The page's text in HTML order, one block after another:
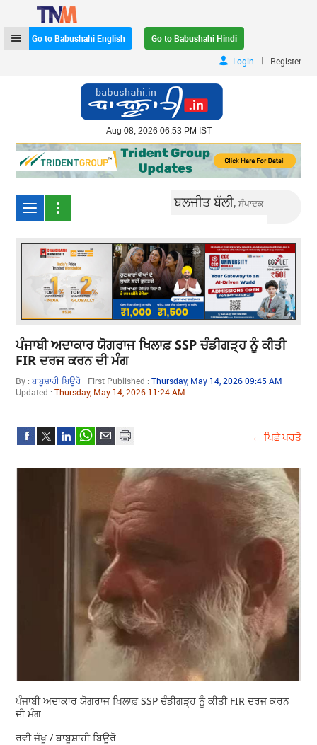
Go to Babushahi English
Go to Babushahi Hindi
Login
| Register
Aug 08, 2026 06:53 PM IST
ਬਲਜੀਤ ਬੱਲੀ,ਸੰਪਾਦਕ
ਪੰਜਾਬੀ ਅਦਾਕਾਰ ਯੋਗਰਾਜ ਖਿਲਾਫ਼ SSP ਚੰਡੀਗੜ੍ਹ ਨੂੰ ਕੀਤੀ
FIR ਦਰਜ ਕਰਨ ਦੀ ਮੰਗ
By :ਬਾਬੂਸ਼ਾਹੀ ਬਿਊਰੋ First Published :Thursday, May 14, 2026 09:45 AM
Updated :Thursday, May 14, 2026 11:24 AM
← ਪਿਛੇ ਪਰਤੋ
ਪੰਜਾਬੀ ਅਦਾਕਾਰ ਯੋਗਰਾਜ ਖਿਲਾਫ਼ SSP ਚੰਡੀਗੜ੍ਹ ਨੂੰ ਕੀਤੀ FIR ਦਰਜ ਕਰਨ
ਦੀ ਮੰਗ
ਰਵੀ ਜੱਖੂ / ਬਾਬੂਸ਼ਾਹੀ ਬਿਊਰੋ